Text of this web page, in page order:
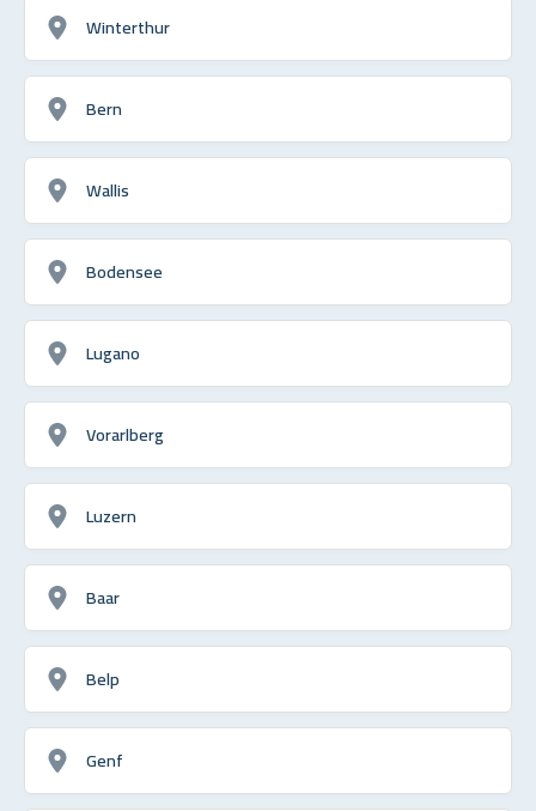
Winterthur
Bern
Wallis
Bodensee
Lugano
Vorarlberg
Luzern
Baar
Belp
Genf